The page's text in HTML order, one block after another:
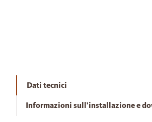
Dati tecnici
Informazioni sull'installazione e